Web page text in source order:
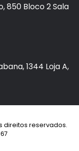
850 Bloco 2 Sala
1344 Loja A,
direitos reservados.